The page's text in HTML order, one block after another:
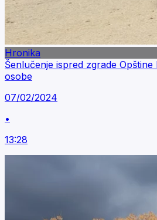
Hronika
Šenlučenje ispred zgrade
osobe
07/02/2024
•
13:28